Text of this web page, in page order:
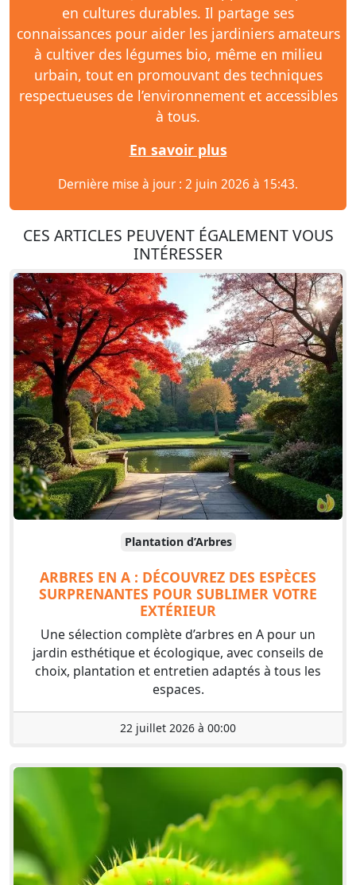
en cultures durables. Il partage ses
connaissances pour aider les jardiniers amateurs
à cultiver des légumes bio, même en milieu
urbain, tout en promouvant des techniques
respectueuses de l’environnement et accessibles
à tous.
En savoir plus
Dernière mise à jour : 2 juin 2026 à 15:43.
CES ARTICLES PEUVENT ÉGALEMENT VOUS
INTÉRESSER
Plantation d’Arbres
ARBRES EN A : DÉCOUVREZ DES ESPÈCES
SURPRENANTES POUR SUBLIMER VOTRE
EXTÉRIEUR
Une sélection complète d’arbres en A pour un
jardin esthétique et écologique, avec conseils de
choix, plantation et entretien adaptés à tous les
espaces.
22 juillet 2026 à 00:00